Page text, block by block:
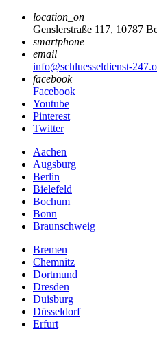
location_on
Genslerstraße 117, 10787
smartphone
email
info@schluesseldienst-
facebook
Facebook
Youtube
Pinterest
Twitter
Aachen
Augsburg
Berlin
Bielefeld
Bochum
Bonn
Braunschweig
Bremen
Chemnitz
Dortmund
Dresden
Duisburg
Düsseldorf
Erfurt